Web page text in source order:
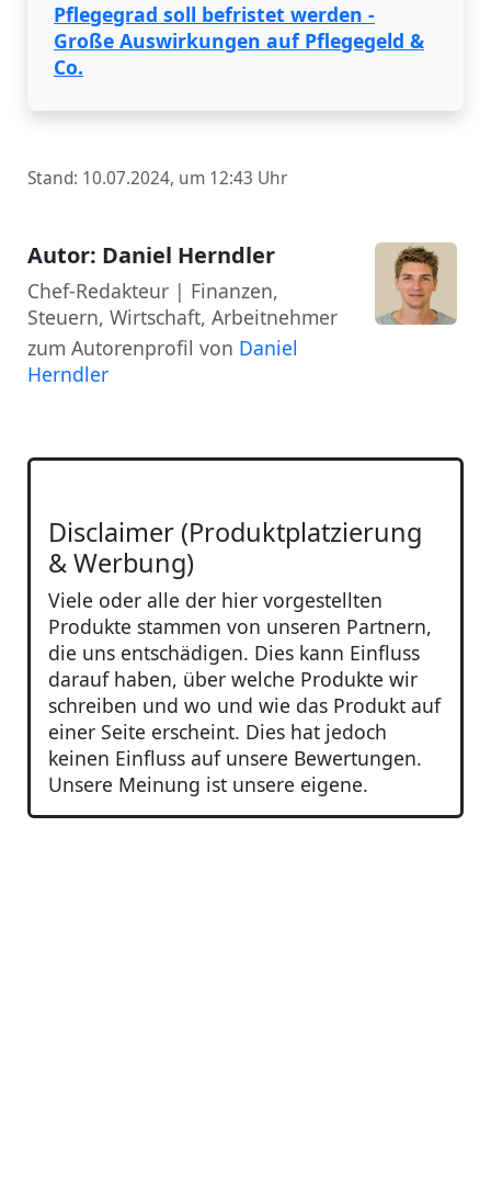
Pflegegrad soll befristet werden -
Große Auswirkungen auf Pflegegeld &
Co.
Stand: 10.07.2024, um 12:43 Uhr
Autor: Daniel Herndler
Chef-Redakteur | Finanzen,
Steuern, Wirtschaft, Arbeitnehmer
zum Autorenprofil von Daniel
Herndler
Disclaimer (Produktplatzierung
& Werbung)
Viele oder alle der hier vorgestellten
Produkte stammen von unseren Partnern,
die uns entschädigen. Dies kann Einfluss
darauf haben, über welche Produkte wir
schreiben und wo und wie das Produkt auf
einer Seite erscheint. Dies hat jedoch
keinen Einfluss auf unsere Bewertungen.
Unsere Meinung ist unsere eigene.